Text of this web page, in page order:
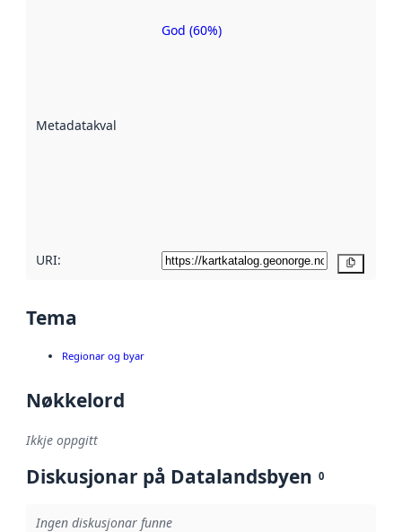
Metadatakvalitet
Metadatakvalitet
God (60%)
URI:
Tema
Regionar og byar
Nøkkelord
Ikkje oppgitt
Diskusjonar på Datalandsbyen 0
Ingen diskusjonar funne